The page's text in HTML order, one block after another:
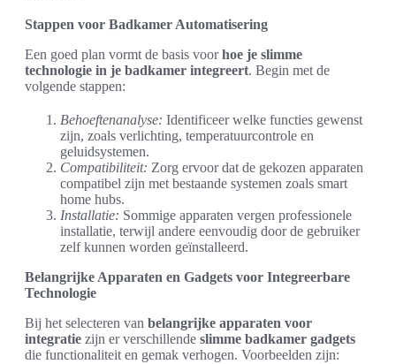
Stappen voor Badkamer Automatisering
Een goed plan vormt de basis voorhoe je slimme
technologie in je badkamer integreert. Begin met de
volgende stappen:
Behoeftenanalyse: Identificeer welke functies gewenst
zijn, zoals verlichting, temperatuurcontrole en
geluidsystemen.
Compatibiliteit: Zorg ervoor dat de gekozen apparaten
compatibel zijn met bestaande systemen zoals smart
home hubs.
Installatie: Sommige apparaten vergen professionele
installatie, terwijl andere eenvoudig door de gebruiker
zelf kunnen worden geïnstalleerd.
Belangrijke Apparaten en Gadgets voor Integreerbare
Technologie
Bij het selecteren van belangrijke apparaten voor
integratie zijn er verschillende slimme badkamer gadgets
die functionaliteit en gemak verhogen. Voorbeelden zijn: